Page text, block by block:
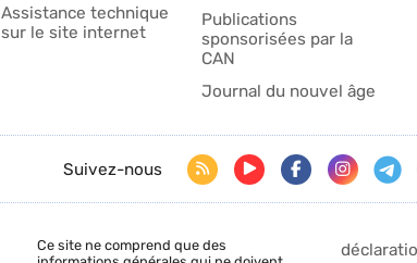
Publications
sponsorisées par la
CAN
Journal du nouvel âge
Assistance technique
sur le site internet
Ce site ne comprend que des
Suivez-nous